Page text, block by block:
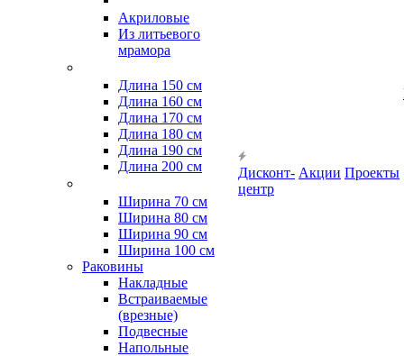
Акриловые
Из литьевого
мрамора
Длина 150 см
Длина 160 см
Длина 170 см
Длина 180 см
Длина 190 см
Длина 200 см
Ширина 70 см
Ширина 80 см
Ширина 90 см
Ширина 100 см
Раковины
Накладные
Встраиваемые
(врезные)
Подвесные
Напольные
Дисконт-
центр
Акции Проекты